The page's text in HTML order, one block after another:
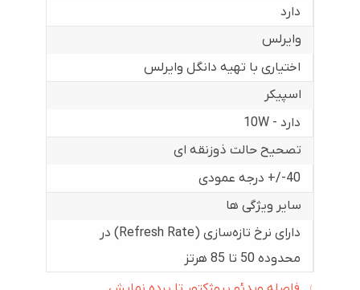
دارد
وایرلس
اختیاری با تهیه دانگل وایرلس
اسپیکر
دارد - 10W
تصحیح حالت ذوزنقه ای
40-/+ درجه عمودی
سایر ویژگی ها
دارای نرخ تازه‌سازی (Refresh Rate) در
محدوده 50 تا 85 هرتز